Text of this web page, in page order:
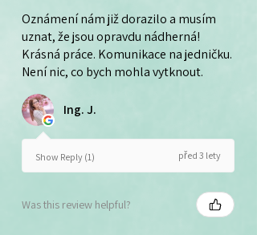
Oznámení nám již dorazilo a musím
uznat, že jsou opravdu nádherná!
Krásná práce. Komunikace na jedničku.
Není nic, co bych mohla vytknout.
Ing. J.
Show Reply (1) před 3 lety
Was this review helpful?